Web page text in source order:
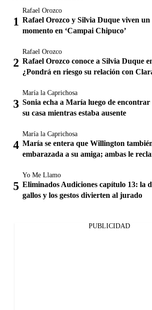
Rafael Orozco
Rafael Orozco y Silvia Duque viven un
momento en ‘Campai Chipuco’
Rafael Orozco
Rafael Orozco conoce a Silvia Duque
¿Pondrá en riesgo su relación con
María la Caprichosa
Sonia echa a María luego de
su casa mientras estaba ausente
María la Caprichosa
María se entera que Willington
embarazada a su amiga; ambas le
Yo Me Llamo
Eliminados Audiciones capítulo 13: la
gallos y los gestos divierten al jurado
PUBLICIDAD